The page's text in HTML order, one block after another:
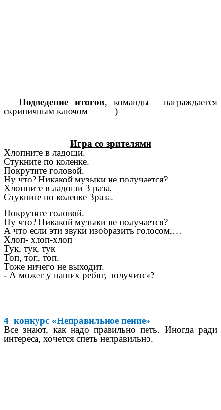
Подведение итогов, команды награждается
скрипичным ключом )
Игра со зрителями
Хлопните в ладоши.
Стукните по коленке.
Покрутите головой.
Ну что? Никакой музыки не получается?
Хлопните в ладоши 3 раза.
Стукните по коленке 3раза.
Покрутите головой.
Ну что? Никакой музыки не получается?
А что если эти звуки изобразить голосом,…
Хлоп- хлоп-хлоп
Тук, тук, тук
Топ, топ, топ.
Тоже ничего не выходит.
- А может у наших ребят, получится?
4 конкурс «Неправильное пение»
Все знают, как надо правильно петь. Иногда ради
интереса, хочется спеть неправильно.